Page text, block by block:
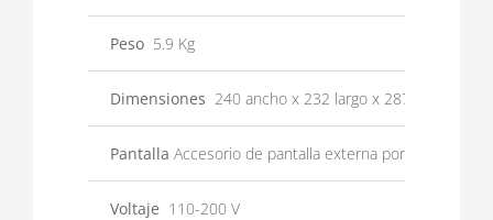
Peso 5.9 Kg
Dimensiones 240 ancho x 232 largo x 287alto
Pantalla Accesorio de pantalla externa por usuario
Voltaje 110-200 V